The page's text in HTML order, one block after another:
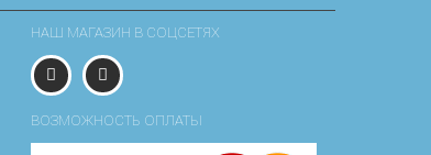
НАШ МАГАЗИН В СОЦСЕТЯХ
ВОЗМОЖНОСТЬ ОПЛАТЫ